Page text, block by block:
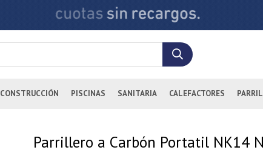
CONSTRUCCIÓN PISCINAS SANITARIA CALEFACTORES
Parrillero a Carbón Portatil NK14